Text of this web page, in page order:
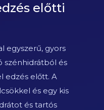
előtti
egyszerű, gyors
szénhidrátból és
edzés előtt. A
és egy kis
és tartós